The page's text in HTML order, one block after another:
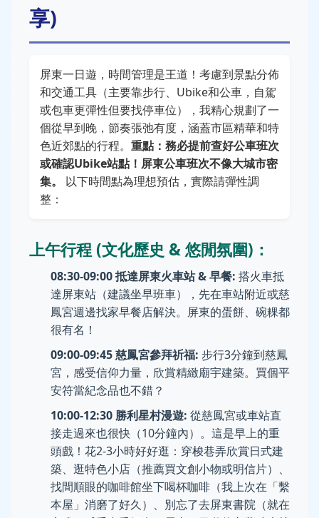
享)
屏東一日遊，時間管理是王道！考慮到景點分佈
和交通工具（主要靠步行、Ubike和公車，自駕
或包車更彈性但要找停車位），我精心規劃了一
個從早到晚，節奏張弛有度，涵蓋市區精華和特
色近郊點的行程。 重點：務必提前查好公車班次
或確認Ubike站點！屏東公車班次不像大城市密
集。
以下時間點為理想預估，實際請彈性調
整：
上午行程 (文化歷史 & 悠閒氛圍)：
08:30-09:00 抵達屏東火車站 & 早餐: 搭火車抵
達屏東站（建議坐早班車），先在車站附近或慈
鳳宮週邊找家早餐店解決。屏東的蛋餅、碗粿都
很有名！
09:00-09:45 慈鳳宮參拜祈福: 步行3分鐘到慈鳳
宮，感受信仰力量，欣賞精緻廟宇建築。買個平
安符當紀念品也不錯？
10:00-12:30 勝利星村漫遊: 從慈鳳宮或車站直
接走過來也很快（10分鐘內）。這是早上的重
頭戲！花2-3小時好好逛：穿梭巷弄欣賞日式建
築、逛特色小店（推薦買文創小物或明信片）、
找間順眼的咖啡館坐下喝杯咖啡（我上次在「繫
本屋」消磨了好久）、別忘了去屏東書院（就在